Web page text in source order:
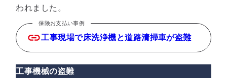
われました。
保険お支払い事例
工事現場で床洗浄機と道路清掃車が盗難
工事機械の盗難